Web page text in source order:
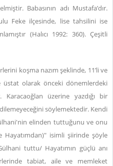
Babasının adı Mustafa’dır.
Feke ilçesinde, lise tahsilini ise
(Halıcı 1992: 360). Çeşitli
koşma nazım şeklinde, 11’li ve
üstat olarak önceki dönemlerdeki
Karacaoğlan üzerine yazdığı bir
söylemektedir. Kendi
elinden tuttuğunu ve onu
Hayatımdan)" isimli şiirinde şöyle
tuttu/ Hayatımın güçlü anı
tabiat, aile ve memleket